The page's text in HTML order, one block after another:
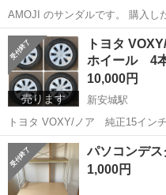
AMOJI のサンダルです。 購入し
品します。 サイズは27センチで
ために袋から出したくらいです
得です。 サンダル...
愛知 安城市 新安城駅
売ります
トヨタ
ホイール 4
10,000円
新安城駅
トヨタ VOXY/ノア 純正15インチ スチー
114.3 オフセット +50 5穴 中古品 ナット付き サイド部の溝が少ないで
すが、つい先日まで使用していた
愛知 安城市
パソコンデ
1,000円